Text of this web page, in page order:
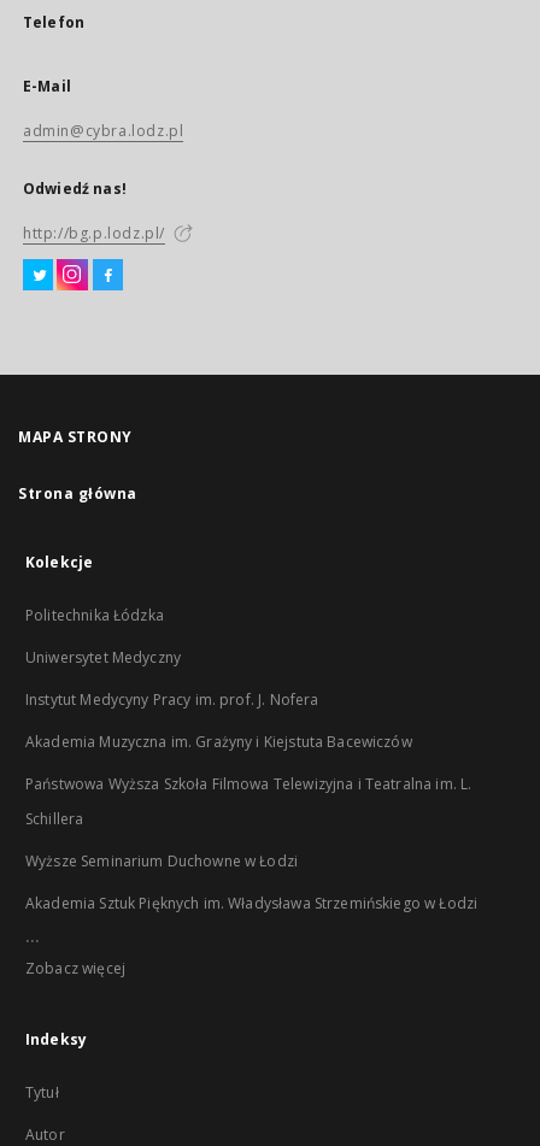
Telefon
E-Mail
admin@cybra.lodz.pl
Odwiedź nas!
http://bg.p.lodz.pl/
MAPA STRONY
Strona główna
Kolekcje
Politechnika Łódzka
Uniwersytet Medyczny
Instytut Medycyny Pracy im. prof. J. Nofera
Akademia Muzyczna im. Grażyny i Kiejstuta Bacewiczów
Państwowa Wyższa Szkoła Filmowa Telewizyjna i Teatralna im. L.
Schillera
Wyższe Seminarium Duchowne w Łodzi
Akademia Sztuk Pięknych im. Władysława Strzemińskiego w Łodzi
...
Zobacz więcej
Indeksy
Tytuł
Autor